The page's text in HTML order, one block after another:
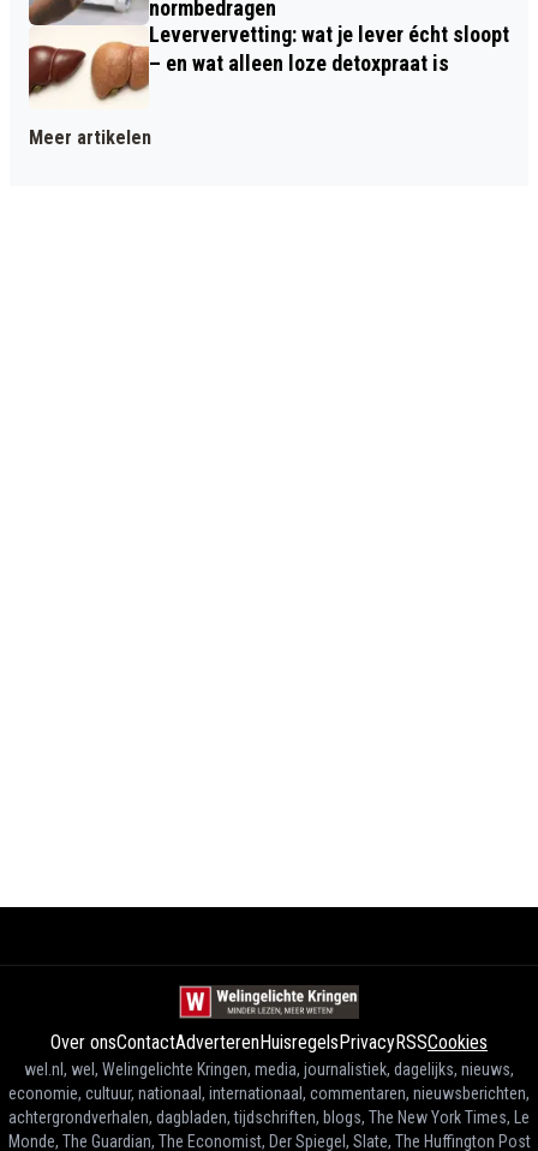
normbedragen
Leververvetting: wat je lever écht sloopt
– en wat alleen loze detoxpraat is
Meer artikelen
Over onsContactAdverterenHuisregelsPrivacyRSSCookies
wel.nl, wel, Welingelichte Kringen, media, journalistiek, dagelijks, nieuws,
economie, cultuur, nationaal, internationaal, commentaren, nieuwsberichten,
achtergrondverhalen, dagbladen, tijdschriften, blogs, The New York Times, Le
Monde, The Guardian, The Economist, Der Spiegel, Slate, The Huffington Post